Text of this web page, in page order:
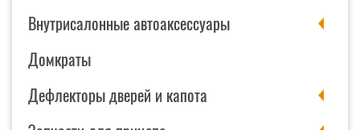
Внутрисалонные автоаксессуары
Домкраты
Дефлекторы дверей и капота